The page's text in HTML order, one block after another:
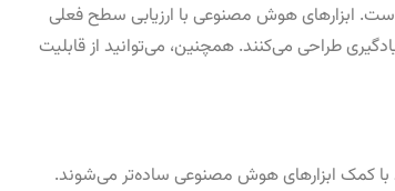
ابزارهای هوش مصنوعی با ارزیابی سطح فعلی
طراحی می‌کنند. همچنین، می‌توانید از قابلیت
کمک ابزارهای هوش مصنوعی ساده‌تر می‌شوند.